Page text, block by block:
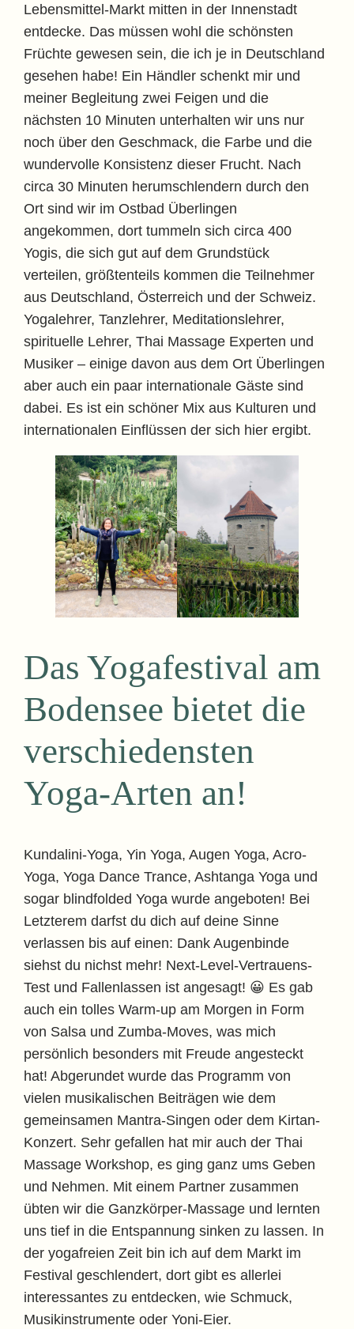
Lebensmittel-Markt mitten in der Innenstadt
entdecke. Das müssen wohl die schönsten
Früchte gewesen sein, die ich je in Deutschland
gesehen habe! Ein Händler schenkt mir und
meiner Begleitung zwei Feigen und die
nächsten 10 Minuten unterhalten wir uns nur
noch über den Geschmack, die Farbe und die
wundervolle Konsistenz dieser Frucht. Nach
circa 30 Minuten herumschlendern durch den
Ort sind wir im Ostbad Überlingen
angekommen, dort tummeln sich circa 400
Yogis, die sich gut auf dem Grundstück
verteilen, größtenteils kommen die Teilnehmer
aus Deutschland, Österreich und der Schweiz.
Yogalehrer, Tanzlehrer, Meditationslehrer,
spirituelle Lehrer, Thai Massage Experten und
Musiker – einige davon aus dem Ort Überlingen
aber auch ein paar internationale Gäste sind
dabei. Es ist ein schöner Mix aus Kulturen und
internationalen Einflüssen der sich hier ergibt.
Das Yogafestival am
Bodensee bietet die
verschiedensten
Yoga-Arten an!
Kundalini-Yoga, Yin Yoga, Augen Yoga, Acro-
Yoga, Yoga Dance Trance, Ashtanga Yoga und
sogar blindfolded Yoga wurde angeboten! Bei
Letzterem darfst du dich auf deine Sinne
verlassen bis auf einen: Dank Augenbinde
siehst du nichst mehr! Next-Level-Vertrauens-
Test und Fallenlassen ist angesagt! 😀 Es gab
auch ein tolles Warm-up am Morgen in Form
von Salsa und Zumba-Moves, was mich
persönlich besonders mit Freude angesteckt
hat! Abgerundet wurde das Programm von
vielen musikalischen Beiträgen wie dem
gemeinsamen Mantra-Singen oder dem Kirtan-
Konzert. Sehr gefallen hat mir auch der Thai
Massage Workshop, es ging ganz ums Geben
und Nehmen. Mit einem Partner zusammen
übten wir die Ganzkörper-Massage und lernten
uns tief in die Entspannung sinken zu lassen. In
der yogafreien Zeit bin ich auf dem Markt im
Festival geschlendert, dort gibt es allerlei
interessantes zu entdecken, wie Schmuck,
Musikinstrumente oder Yoni-Eier.